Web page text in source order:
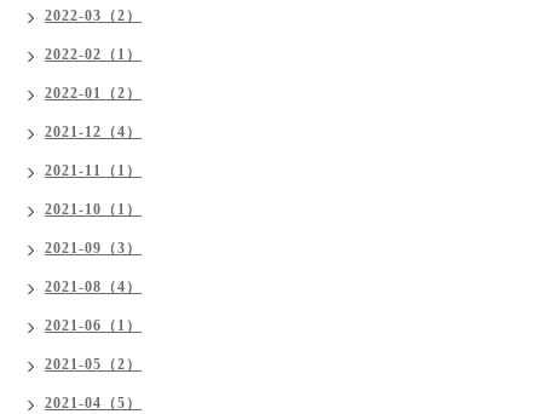
2022-03（2）
2022-02（1）
2022-01（2）
2021-12（4）
2021-11（1）
2021-10（1）
2021-09（3）
2021-08（4）
2021-06（1）
2021-05（2）
2021-04（5）